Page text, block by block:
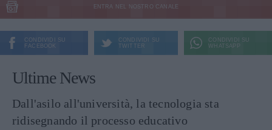
ENTRA NEL NOSTRO CANALE
CONDIVIDI SU
FACEBOOK
CONDIVIDI SU
TWITTER
CONDIVIDI SU
WHATSAPP
Ultime News
Dall'asilo all'università, la tecnologia sta
ridisegnando il processo educativo